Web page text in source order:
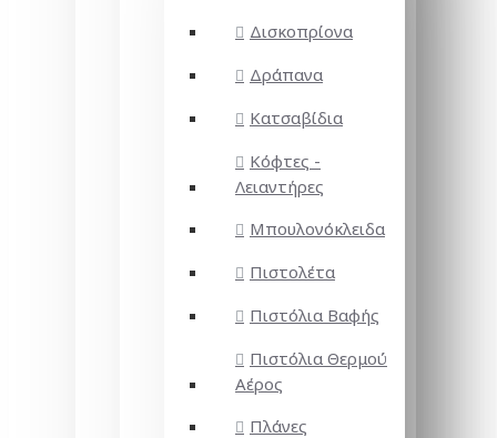
Δισκοπρίονα
Δράπανα
Κατσαβίδια
Κόφτες -
Λειαντήρες
Μπουλονόκλειδα
Πιστολέτα
Πιστόλια Βαφής
Πιστόλια Θερμού
Αέρος
Πλάνες